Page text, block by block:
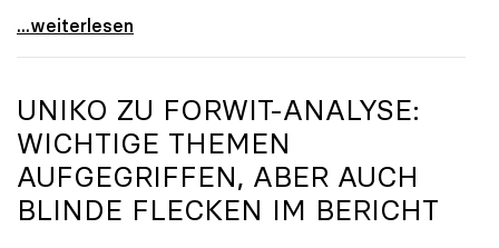
uniko zu Budgetverhandlungen: Universitäten sind
...weiterlesen
UNIKO ZU FORWIT-ANALYSE:
WICHTIGE THEMEN
AUFGEGRIFFEN, ABER AUCH
BLINDE FLECKEN IM BERICHT